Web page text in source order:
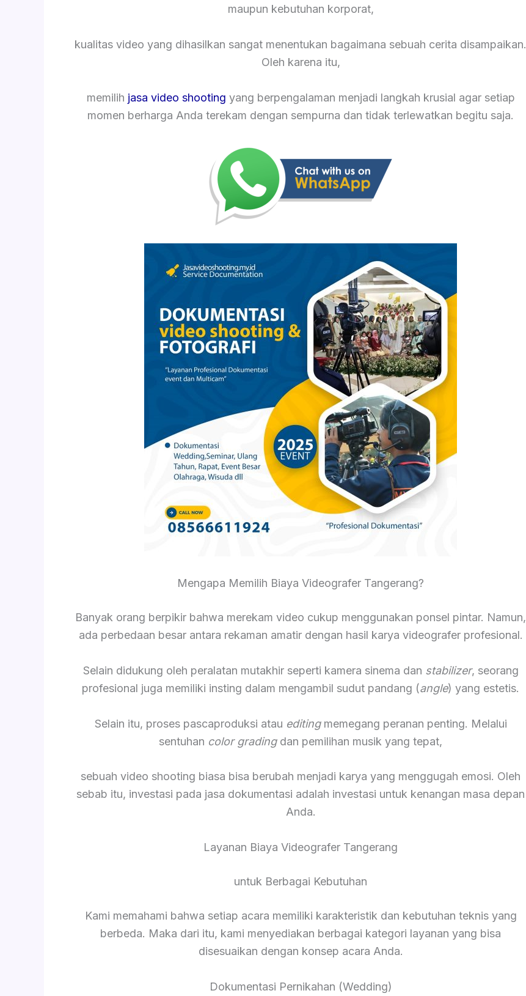
maupun kebutuhan korporat,
kualitas video yang dihasilkan sangat menentukan bagaimana sebuah cerita disampaikan.
Oleh karena itu,
memilih jasa video shooting yang berpengalaman menjadi langkah krusial agar setiap
momen berharga Anda terekam dengan sempurna dan tidak terlewatkan begitu saja.
Mengapa Memilih Biaya Videografer Tangerang?
Banyak orang berpikir bahwa merekam video cukup menggunakan ponsel pintar. Namun,
ada perbedaan besar antara rekaman amatir dengan hasil karya videografer profesional.
Selain didukung oleh peralatan mutakhir seperti kamera sinema dan stabilizer, seorang
profesional juga memiliki insting dalam mengambil sudut pandang (angle) yang estetis.
Selain itu, proses pascaproduksi atau editingmemegang peranan penting. Melalui
sentuhan color gradingdan pemilihan musik yang tepat,
sebuah video shooting biasa bisa berubah menjadi karya yang menggugah emosi. Oleh
sebab itu, investasi pada jasa dokumentasi adalah investasi untuk kenangan masa depan
Anda.
Layanan Biaya Videografer Tangerang
untuk Berbagai Kebutuhan
Kami memahami bahwa setiap acara memiliki karakteristik dan kebutuhan teknis yang
berbeda. Maka dari itu, kami menyediakan berbagai kategori layanan yang bisa
disesuaikan dengan konsep acara Anda.
Dokumentasi Pernikahan (Wedding)